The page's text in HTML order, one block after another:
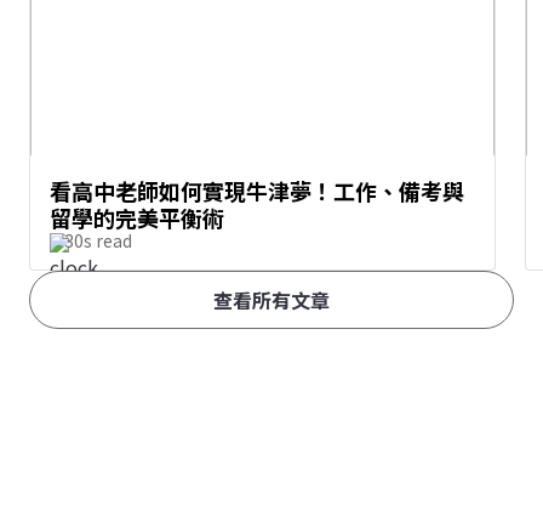
查看所有文章
看高中老師如何實現牛津夢！工作、備考與
留學的完美平衡術
30s read